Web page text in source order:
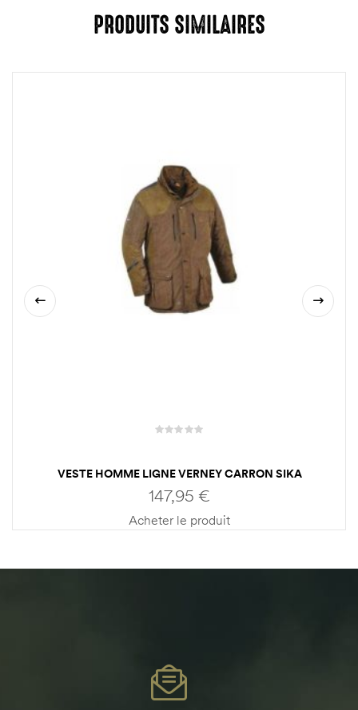
PRODUITS SIMILAIRES
VESTE HOMME LIGNE VERNEY CARRON SIKA
147,95 €
Acheter le produit